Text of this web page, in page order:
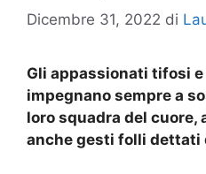
Dicembre 31, 2022 di
Gli appassionati tifosi
impegnano sempre a
loro squadra del cuore,
anche gesti folli dettati